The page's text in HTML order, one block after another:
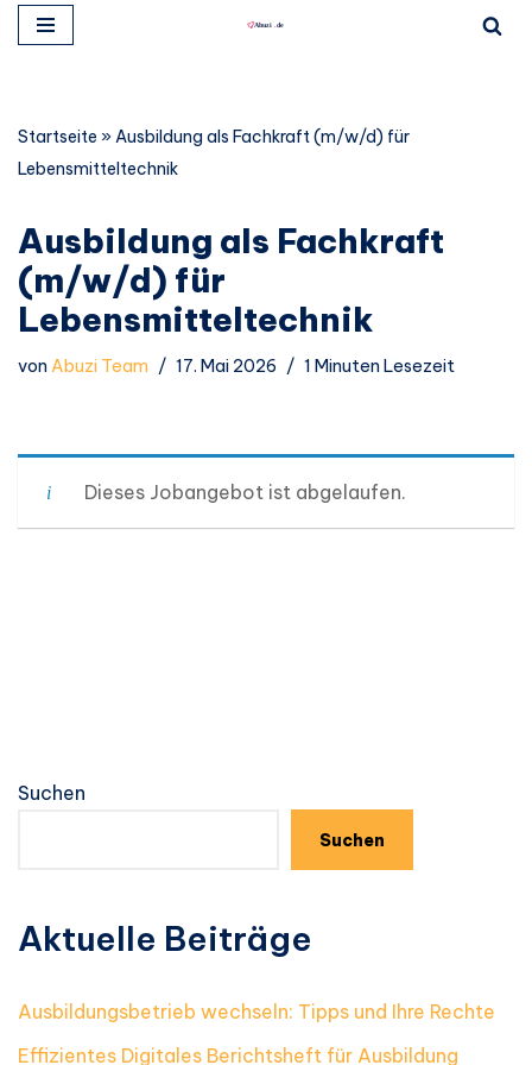
springen
Startseite »Ausbildung als Fachkraft (m/w/d) für
Lebensmitteltechnik
Ausbildung als Fachkraft
(m/w/d) für
Lebensmitteltechnik
vonAbuzi Team 17. Mai 2026 1 Minuten Lesezeit
Dieses Jobangebot ist abgelaufen.
Suchen
Suchen
Aktuelle Beiträge
Ausbildungsbetrieb wechseln: Tipps und Ihre Rechte
Effizientes Digitales Berichtsheft für Ausbildung